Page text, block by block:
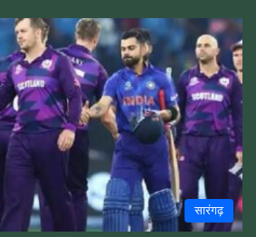
सारंगढ़